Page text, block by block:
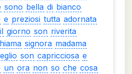
sono bella di bianco
e preziosi tutta adornata
il giorno son riverita
signora madama
son capricciosa e
un ora non so che cosa